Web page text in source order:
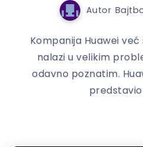
Autor
Kompanija Huawei
nalazi u velikim
odavno poznatim.
predstavio